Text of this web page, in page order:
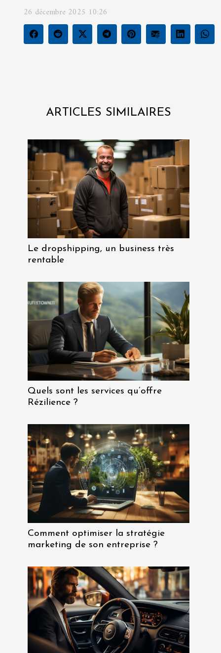
26 décembre 2025 10:26
ARTICLES SIMILAIRES
Le dropshipping, un business très
rentable
Quels sont les services qu’offre
Rézilience ?
Comment optimiser la stratégie
marketing de son entreprise ?